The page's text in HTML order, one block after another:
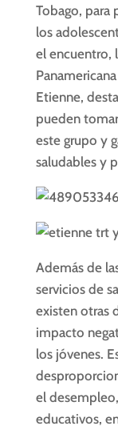
Tobago, para
los
el encuentro,
Etienne,
pueden
este grupo y
saludables y
Además de
servicios de
existen otras
impacto
los jóvenes.
el
educativos,